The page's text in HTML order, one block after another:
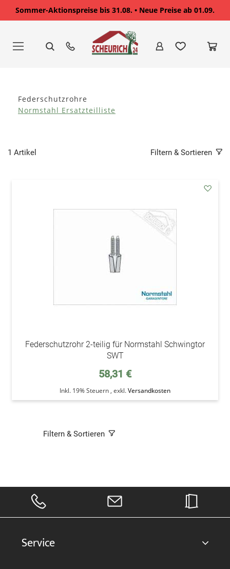
Sommer-Aktionspreise bis 31.08. • Neue Preise ab 01.09.
springen
Federschutzrohre
Normstahl Ersatzteilliste
1 Artikel Filtern & Sortieren
Federschutzrohr 2-teilig für Normstahl Schwingtor
SWT
58,31 €
Inkl. 19% Steuern , exkl.Versandkosten
Filtern & Sortieren
Service